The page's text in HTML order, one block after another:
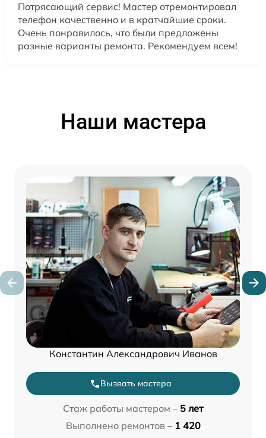
Потрясающий сервис! Мастер отремонтировал
телефон качественно и в кратчайшие сроки.
Очень понравилось, что были предложены
разные варианты ремонта. Рекомендуем всем!
Наши мастера
Константин Александрович Иванов
Вызвать мастера
Стаж работы мастером – 5 лет
Выполнено ремонтов – 1 420